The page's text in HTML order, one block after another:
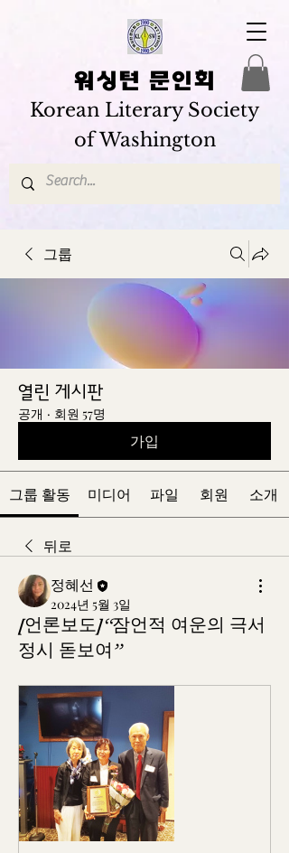
워싱턴 문인회
Korean Literary Society
of Washington
그룹
열린 게시판
공개 · 회원 57명
가입
그룹 활동 미디어 파일 회원 소개
뒤로
정혜선
2024년 5월 3일
[언론보도]“잠언적 여운의 극서
정시 돋보여”